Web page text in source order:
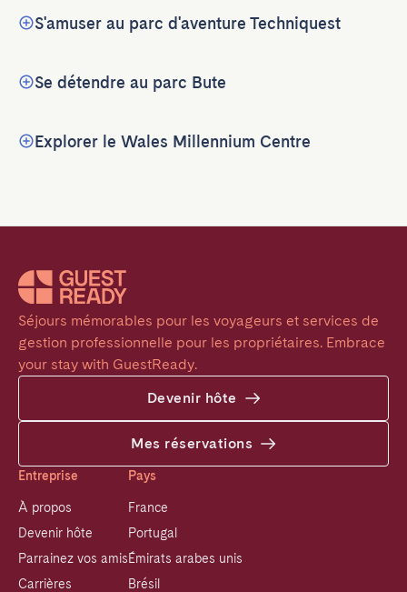
S'amuser au parc d'aventure Techniquest
Se détendre au parc Bute
Explorer le Wales Millennium Centre
Séjours mémorables pour les voyageurs et services de
gestion professionnelle pour les propriétaires. Embrace
your stay with GuestReady.
Devenir hôte
Mes réservations
Entreprise
À propos
Devenir hôte
Parrainez vos amis
Carrières
Pays
France
Portugal
Émirats arabes unis
Brésil